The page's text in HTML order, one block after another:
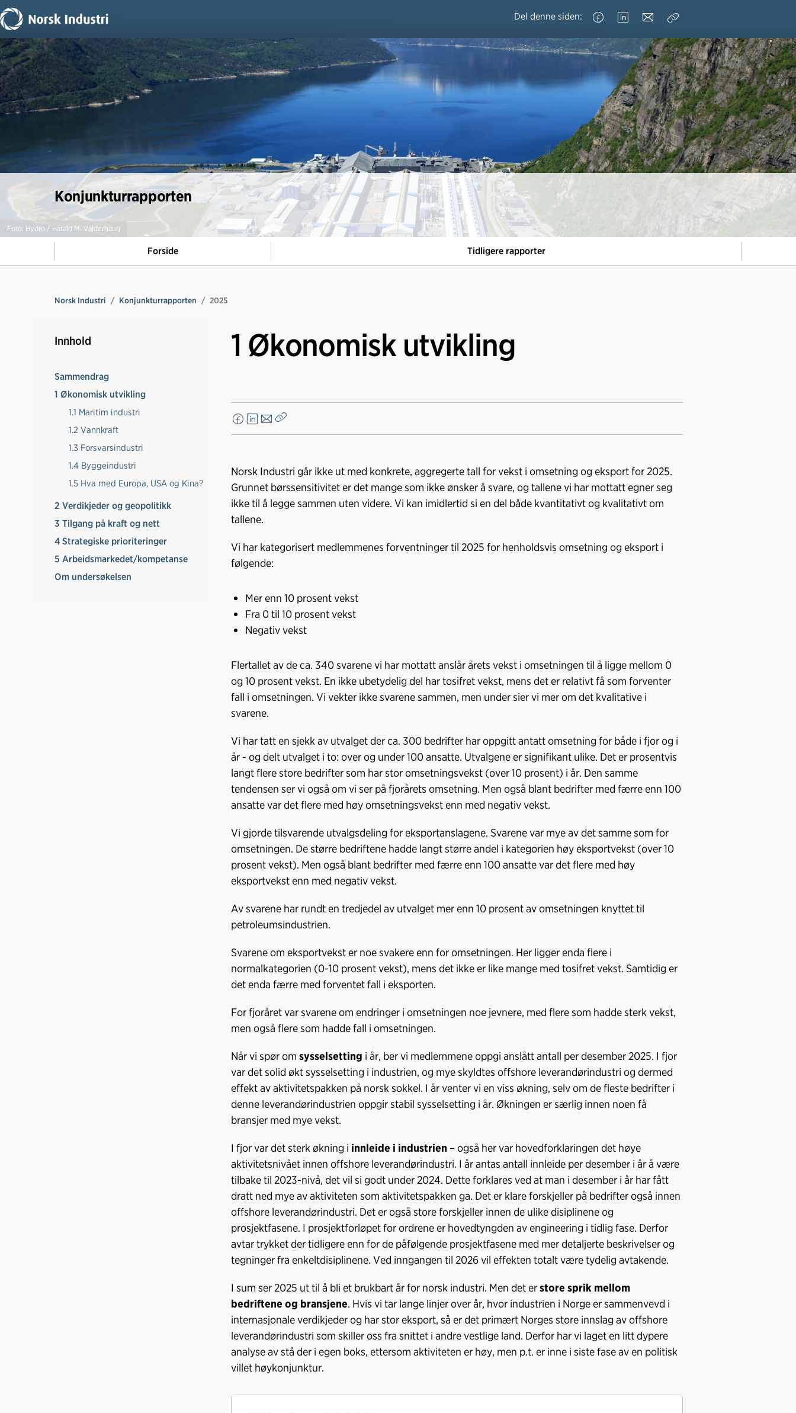
Del denne siden:
lenke
Foto: Hydro / Harald M. Valderhaug
Konjunkturrapporten
Forside Tidligere rapporter
Norsk Industri Konjunkturrapporten 2025
Innhold
Sammendrag
1 Økonomisk utvikling
1.1 Maritim industri
1.2 Vannkraft
1.3 Forsvarsindustri
1.4 Byggeindustri
1.5 Hva med Europa, USA og Kina?
2 Verdikjeder og geopolitikk
3 Tilgang på kraft og nett
4 Strategiske prioriteringer
5 Arbeidsmarkedet/kompetanse
Om undersøkelsen
1 Økonomisk utvikling
F
a
e
b
o
o
k
L
i
k
I
n
E
-
o
t
Norsk Industri går ikke ut med konkrete, aggregerte tall for vekst i omsetning og eksport for 2025.
Grunnet børssensitivitet er det mange som ikke ønsker å svare, og tallene vi har mottatt egner seg
ikke til å legge sammen uten videre. Vi kan imidlertid si en del både kvantitativt og kvalitativt om
tallene.
Vi har kategorisert medlemmenes forventninger til 2025 for henholdsvis omsetning og eksport i
følgende:
Mer enn 10 prosent vekst
Fra 0 til 10 prosent vekst
Negativ vekst
Flertallet av de ca. 340 svarene vi har mottatt anslår årets vekst i omsetningen til å ligge mellom 0
og 10 prosent vekst. En ikke ubetydelig del har tosifret vekst, mens det er relativt få som forventer
fall i omsetningen. Vi vekter ikke svarene sammen, men under sier vi mer om det kvalitative i
svarene.
Vi har tatt en sjekk av utvalget der ca. 300 bedrifter har oppgitt antatt omsetning for både i fjor og i
år - og delt utvalget i to: over og under 100 ansatte. Utvalgene er signifikant ulike. Det er prosentvis
langt flere store bedrifter som har stor omsetningsvekst (over 10 prosent) i år. Den samme
tendensen ser vi også om vi ser på fjorårets omsetning. Men også blant bedrifter med færre enn 100
ansatte var det flere med høy omsetningsvekst enn med negativ vekst.
Vi gjorde tilsvarende utvalgsdeling for eksportanslagene. Svarene var mye av det samme som for
omsetningen. De større bedriftene hadde langt større andel i kategorien høy eksportvekst (over 10
prosent vekst). Men også blant bedrifter med færre enn 100 ansatte var det flere med høy
eksportvekst enn med negativ vekst.
Av svarene har rundt en tredjedel av utvalget mer enn 10 prosent av omsetningen knyttet til
petroleumsindustrien.
Svarene om eksportvekst er noe svakere enn for omsetningen. Her ligger enda flere i
normalkategorien (0-10 prosent vekst), mens det ikke er like mange med tosifret vekst. Samtidig er
det enda færre med forventet fall i eksporten.
For fjoråret var svarene om endringer i omsetningen noe jevnere, med flere som hadde sterk vekst,
men også flere som hadde fall i omsetningen.
Når vi spør om sysselsetting i år, ber vi medlemmene oppgi anslått antall per desember 2025. I fjor
var det solid økt sysselsetting i industrien, og mye skyldtes offshore leverandørindustri og dermed
effekt av aktivitetspakken på norsk sokkel. I år venter vi en viss økning, selv om de fleste bedrifter i
denne leverandørindustrien oppgir stabil sysselsetting i år. Økningen er særlig innen noen få
bransjer med mye vekst.
I fjor var det sterk økning i innleide i industrien – også her var hovedforklaringen det høye
aktivitetsnivået innen offshore leverandørindustri. I år antas antall innleide per desember i år å være
tilbake til 2023-nivå, det vil si godt under 2024. Dette forklares ved at man i desember i år har fått
dratt ned mye av aktiviteten som aktivitetspakken ga. Det er klare forskjeller på bedrifter også innen
offshore leverandørindustri. Det er også store forskjeller innen de ulike disiplinene og
prosjektfasene. I prosjektforløpet for ordrene er hovedtyngden av engineering i tidlig fase. Derfor
avtar trykket der tidligere enn for de påfølgende prosjektfasene med mer detaljerte beskrivelser og
tegninger fra enkeltdisiplinene. Ved inngangen til 2026 vil effekten totalt være tydelig avtakende.
I sum ser 2025 ut til å bli et brukbart år for norsk industri. Men det erstore sprik mellom
bedriftene og bransjene. Hvis vi tar lange linjer over år, hvor industrien i Norge er sammenvevd i
internasjonale verdikjeder og har stor eksport, så er det primært Norges store innslag av offshore
leverandørindustri som skiller oss fra snittet i andre vestlige land. Derfor har vi laget en litt dypere
analyse av stå der i egen boks, ettersom aktiviteten er høy, men p.t. er inne i siste fase av en politisk
villet høykonjunktur.